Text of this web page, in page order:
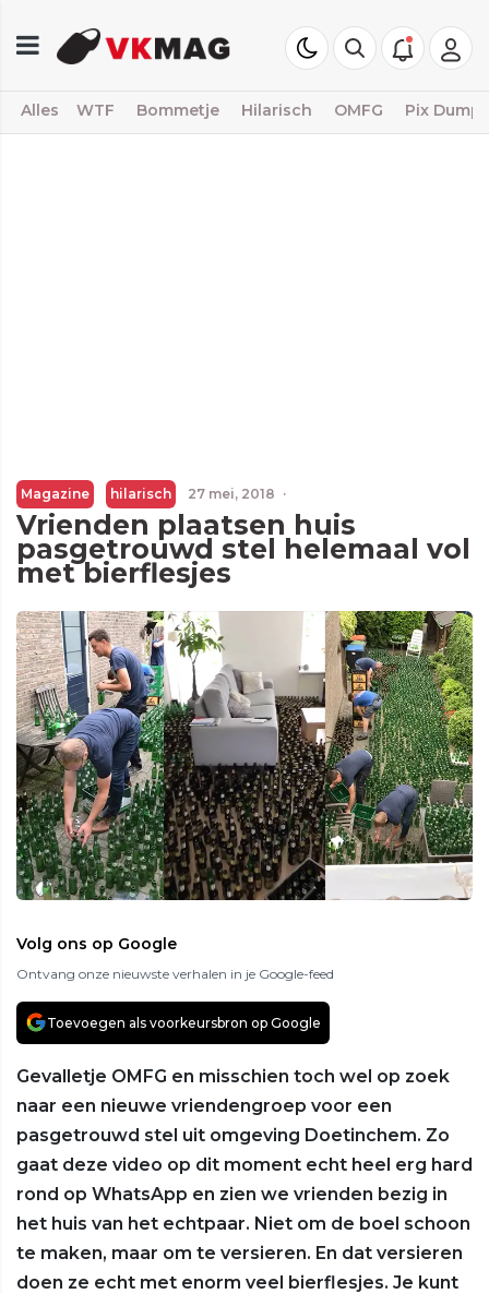
Alles WTF Bommetje Hilarisch OMFG Pix Dump
Magazine hilarisch 27 mei, 2018 ·
Vrienden plaatsen huis
pasgetrouwd stel helemaal vol
met bierflesjes
Volg ons op Google
Ontvang onze nieuwste verhalen in je Google-feed
Toevoegen als voorkeursbron op Google
Gevalletje OMFG en misschien toch wel op zoek
naar een nieuwe vriendengroep voor een
pasgetrouwd stel uit omgeving Doetinchem. Zo
gaat deze video op dit moment echt heel erg hard
rond op WhatsApp en zien we vrienden bezig in
het huis van het echtpaar. Niet om de boel schoon
te maken, maar om te versieren. En dat versieren
doen ze echt met enorm veel bierflesjes. Je kunt